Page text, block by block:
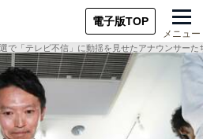
電子版TOP
メニュー
で「テレビ不信」に動揺を見せたアナウンサー